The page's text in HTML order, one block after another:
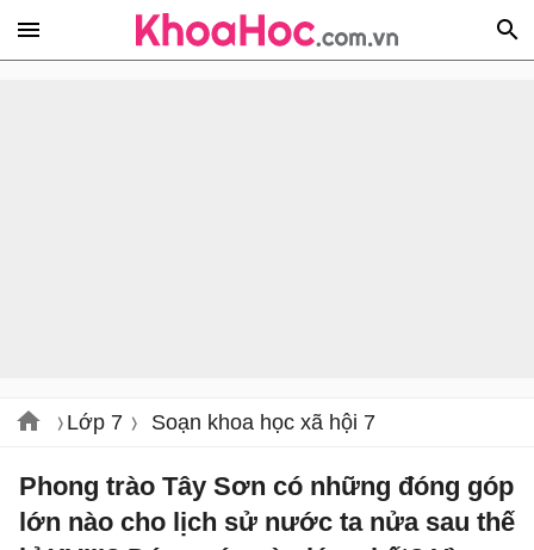
Lớp 7 Soạn khoa học xã hội 7
Phong trào Tây Sơn có những đóng góp
lớn nào cho lịch sử nước ta nửa sau thế